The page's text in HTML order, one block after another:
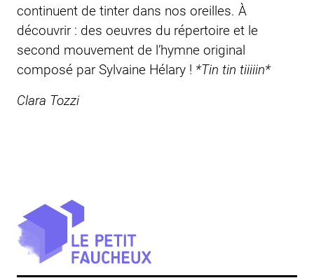
continuent de tinter dans nos oreilles. À
découvrir : des oeuvres du répertoire et le
second mouvement de l’hymne original
composé par Sylvaine Hélary ! *Tin tin tiiiiin*
Clara Tozzi